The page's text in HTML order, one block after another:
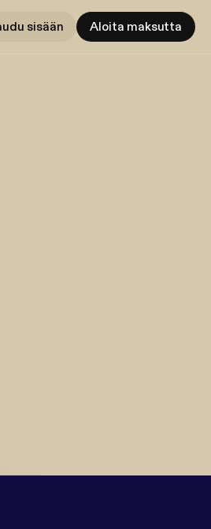
sisään Aloita maksutta